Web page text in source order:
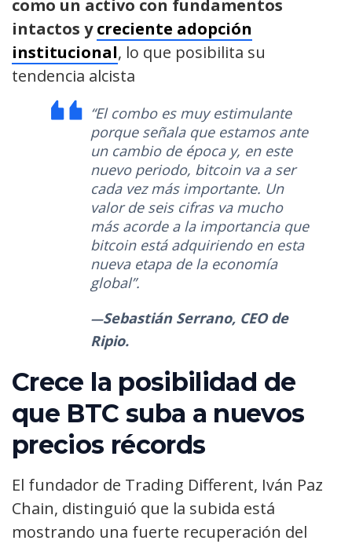
como un activo con fundamentos
intactos ycreciente adopción
institucional, lo que posibilita su
tendencia alcista
“El combo es muy estimulante
porque señala que estamos ante
un cambio de época y, en este
nuevo periodo, bitcoin va a ser
cada vez más importante. Un
valor de seis cifras va mucho
más acorde a la importancia que
bitcoin está adquiriendo en esta
nueva etapa de la economía
global”.
Sebastián Serrano, CEO de
Ripio.
Crece la posibilidad de
que BTC suba a nuevos
precios récords
El fundador de Trading Different, Iván Paz
Chain, distinguió que la subida está
mostrando una fuerte recuperación del